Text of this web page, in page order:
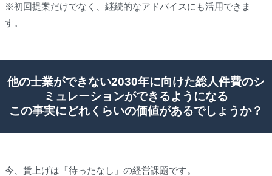
※初回提案だけでなく、継続的なアドバイスにも活用できま
す。
他の士業ができない2030年に向けた総人件費のシ
ミュレーションができるようになる
この事実にどれくらいの価値があるでしょうか？
今、賃上げは「待ったなし」の経営課題です。